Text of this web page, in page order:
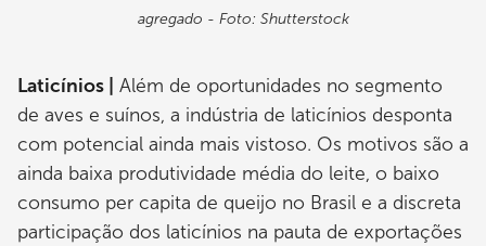
agregado - Foto: Shutterstock
Laticínios |
Além de oportunidades no segmento
de aves e suínos, a indústria de laticínios desponta
com potencial ainda mais vistoso. Os motivos são a
ainda baixa produtividade média do leite, o baixo
consumo per capita de queijo no Brasil e a discreta
participação dos laticínios na pauta de exportações